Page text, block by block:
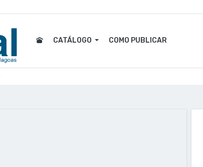
CATÁLOGO COMO PUBLICAR